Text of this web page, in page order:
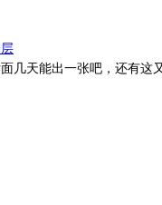
几天能出一张吧，还有这